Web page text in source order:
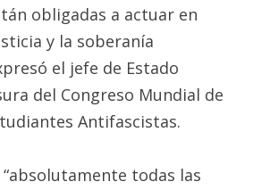
obligadas a actuar en
y la soberanía
el jefe de Estado
del Congreso Mundial de
Antifascistas.
todas las